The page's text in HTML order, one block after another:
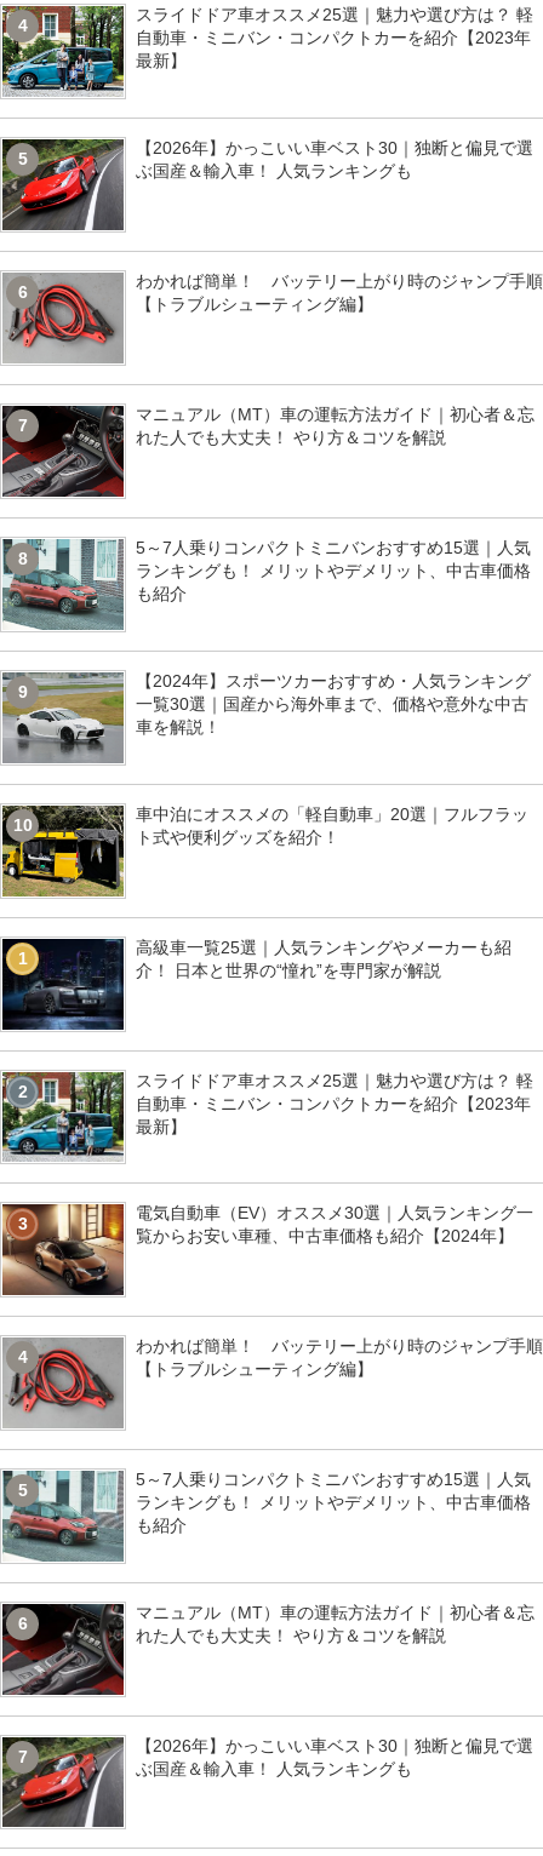
4
スライドドア車オススメ25選｜魅力や選び方は？ 軽
自動車・ミニバン・コンパクトカーを紹介【2023年
最新】
5
【2026年】かっこいい車ベスト30｜独断と偏見で選
ぶ国産＆輸入車！ 人気ランキングも
6
わかれば簡単！ バッテリー上がり時のジャンプ手順
【トラブルシューティング編】
7
マニュアル（MT）車の運転方法ガイド｜初心者＆忘
れた人でも大丈夫！ やり方＆コツを解説
8
5～7人乗りコンパクトミニバンおすすめ15選｜人気
ランキングも！ メリットやデメリット、中古車価格
も紹介
9
【2024年】スポーツカーおすすめ・人気ランキング
一覧30選｜国産から海外車まで、価格や意外な中古
車を解説！
10
車中泊にオススメの「軽自動車」20選｜フルフラッ
ト式や便利グッズを紹介！
1
高級車一覧25選｜人気ランキングやメーカーも紹
介！ 日本と世界の“憧れ”を専門家が解説
2
スライドドア車オススメ25選｜魅力や選び方は？ 軽
自動車・ミニバン・コンパクトカーを紹介【2023年
最新】
3
電気自動車（EV）オススメ30選｜人気ランキング一
覧からお安い車種、中古車価格も紹介【2024年】
4
わかれば簡単！ バッテリー上がり時のジャンプ手順
【トラブルシューティング編】
5
5～7人乗りコンパクトミニバンおすすめ15選｜人気
ランキングも！ メリットやデメリット、中古車価格
も紹介
6
マニュアル（MT）車の運転方法ガイド｜初心者＆忘
れた人でも大丈夫！ やり方＆コツを解説
7
【2026年】かっこいい車ベスト30｜独断と偏見で選
ぶ国産＆輸入車！ 人気ランキングも